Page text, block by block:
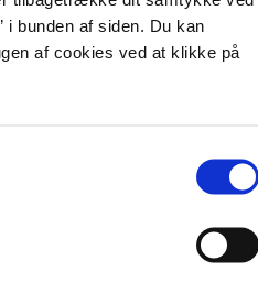
i bunden af siden. Du kan
af cookies ved at klikke på
it-drift pågår og forventes
i Statens It.